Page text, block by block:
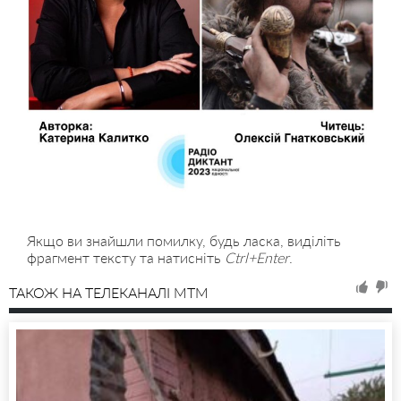
Якщо ви знайшли помилку, будь ласка, виділіть
фрагмент тексту та натисніть Ctrl+Enter.
ТАКОЖ НА ТЕЛЕКАНАЛІ MTM